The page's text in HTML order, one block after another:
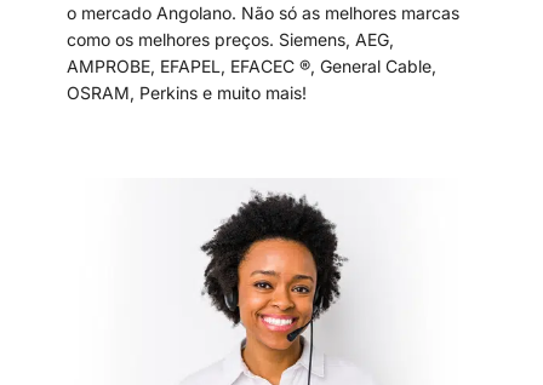
o mercado Angolano. Não só as melhores marcas
como os melhores preços. Siemens, AEG,
AMPROBE, EFAPEL, EFACEC ®, General Cable,
OSRAM, Perkins e muito mais!